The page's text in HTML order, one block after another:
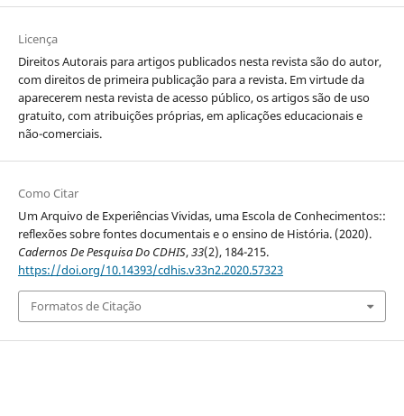
Licença
Direitos Autorais para artigos publicados nesta revista são do autor,
com direitos de primeira publicação para a revista. Em virtude da
aparecerem nesta revista de acesso público, os artigos são de uso
gratuito, com atribuições próprias, em aplicações educacionais e
não-comerciais.
Como Citar
Um Arquivo de Experiências Vividas, uma Escola de Conhecimentos::
reflexões sobre fontes documentais e o ensino de História. (2020).
Cadernos De Pesquisa Do CDHIS,33(2), 184-215.
https://doi.org/10.14393/cdhis.v33n2.2020.57323
Formatos de Citação